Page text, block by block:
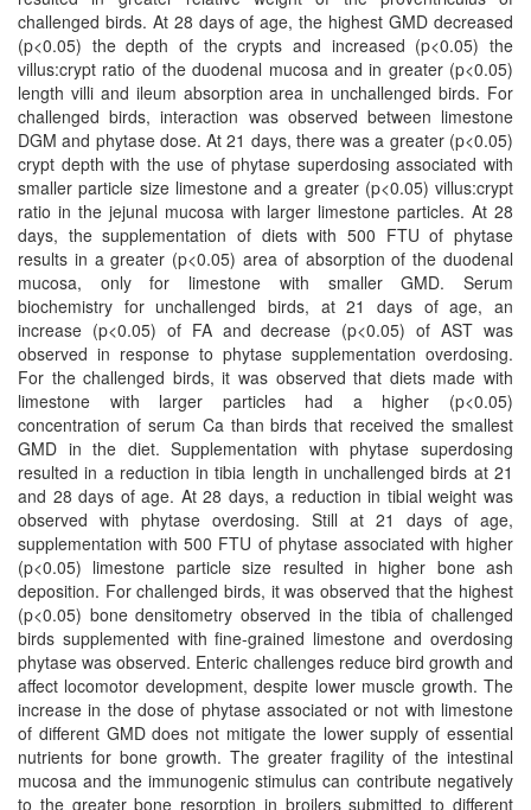
challenged birds. At 28 days of age, the highest GMD decreased
(p<0.05) the depth of the crypts and increased (p<0.05) the
villus:crypt ratio of the duodenal mucosa and in greater (p<0.05)
length villi and ileum absorption area in unchallenged birds. For
challenged birds, interaction was observed between limestone
DGM and phytase dose. At 21 days, there was a greater (p<0.05)
crypt depth with the use of phytase superdosing associated with
smaller particle size limestone and a greater (p<0.05) villus:crypt
ratio in the jejunal mucosa with larger limestone particles. At 28
days, the supplementation of diets with 500 FTU of phytase
results in a greater (p<0.05) area of absorption of the duodenal
mucosa, only for limestone with smaller GMD. Serum
biochemistry for unchallenged birds, at 21 days of age, an
increase (p<0.05) of FA and decrease (p<0.05) of AST was
observed in response to phytase supplementation overdosing.
For the challenged birds, it was observed that diets made with
limestone with larger particles had a higher (p<0.05)
concentration of serum Ca than birds that received the smallest
GMD in the diet. Supplementation with phytase superdosing
resulted in a reduction in tibia length in unchallenged birds at 21
and 28 days of age. At 28 days, a reduction in tibial weight was
observed with phytase overdosing. Still at 21 days of age,
supplementation with 500 FTU of phytase associated with higher
(p<0.05) limestone particle size resulted in higher bone ash
deposition. For challenged birds, it was observed that the highest
(p<0.05) bone densitometry observed in the tibia of challenged
birds supplemented with fine-grained limestone and overdosing
phytase was observed. Enteric challenges reduce bird growth and
affect locomotor development, despite lower muscle growth. The
increase in the dose of phytase associated or not with limestone
of different GMD does not mitigate the lower supply of essential
nutrients for bone growth. The greater fragility of the intestinal
mucosa and the immunogenic stimulus can contribute negatively
to the greater bone resorption in broilers submitted to different